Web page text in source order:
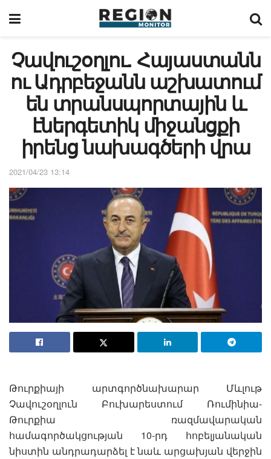
Չավուշօղլու. Հայաստանն
ու Ադրբեջանն աշխատում
են տրանսպորտային և
էներգետիկ միջանցքի
իրենց նախագծերի վրա
2021/04/23 13:14
Թուրքիայի արտգործնախարար Մևլութ
Չավուշօղլուն Բուխարեստում Ռումինիա-
Թուրքիա ռազմավարական
համագործակցության 10-րդ հոբելյանական
նիստին անդրադարձել է նաև արցախյան վերջին